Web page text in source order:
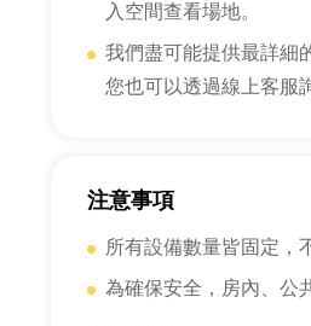
入空間查看場地。
我們盡可能提供最詳細
您也可以透過線上客服
注意事項
所有設備數量皆固定，
為確保安全，房內、公